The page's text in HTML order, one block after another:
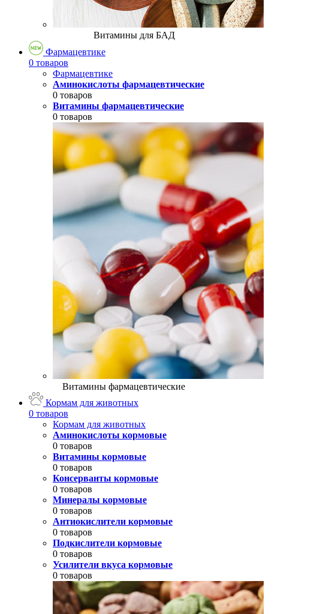
Витамины для БАД
Фармацевтике
0 товаров
Фармацевтике
Аминокислоты фармацевтические
0 товаров
Витамины фармацевтические
0 товаров
Витамины фармацевтические
Кормам для животных
0 товаров
Кормам для животных
Аминокислоты кормовые
0 товаров
Витамины кормовые
0 товаров
Консерванты кормовые
0 товаров
Минералы кормовые
0 товаров
Антиокислители кормовые
0 товаров
Подкислители кормовые
0 товаров
Усилители вкуса кормовые
0 товаров